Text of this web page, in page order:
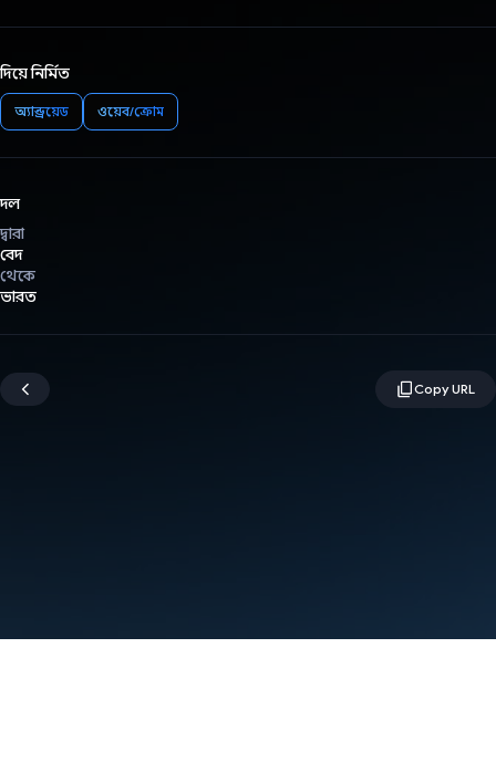
দিয়ে নির্মিত
অ্যান্ড্রয়েড ওয়েব/ক্রোম
দল
দ্বারা
বেদ
থেকে
ভারত